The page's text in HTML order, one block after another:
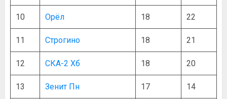
10 Орёл 18 22
11 Строгино 18 21
12 СКА-2 Хб 18 20
13 Зенит Пн 17 14